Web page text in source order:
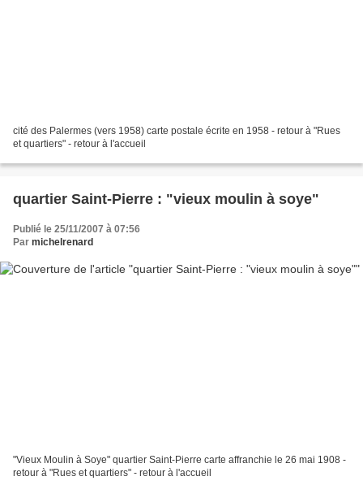
cité des Palermes (vers 1958) carte postale écrite en 1958 - retour à "Rues
et quartiers" - retour à l'accueil
quartier Saint-Pierre : "vieux moulin à soye"
Publié le 25/11/2007 à 07:56
Par michelrenard
"Vieux Moulin à Soye" quartier Saint-Pierre carte affranchie le 26 mai 1908 -
retour à "Rues et quartiers" - retour à l'accueil